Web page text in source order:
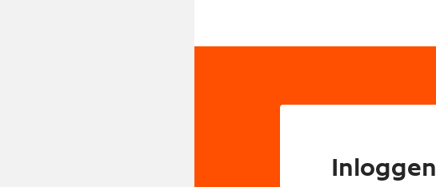
Inloggen